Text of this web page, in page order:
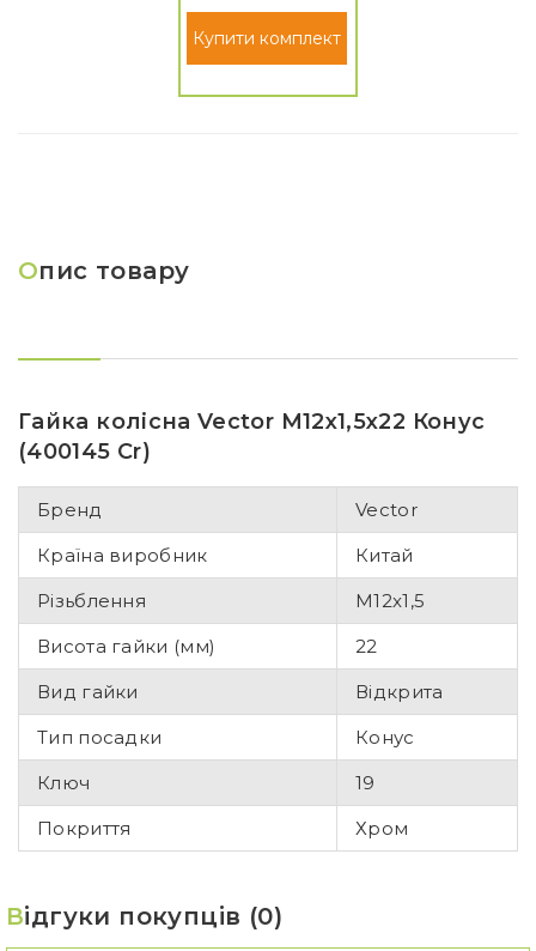
Купити комплект
Опис товару
Гайка колісна Vector M12x1,5x22 Конус
(400145 Cr)
Бренд
Vector
Країна виробник
Китай
Різьблення
M12x1,5
Висота гайки (мм)
22
Вид гайки
Відкрита
Тип посадки
Конус
Ключ
19
Покриття
Хром
Відгуки покупців (0)